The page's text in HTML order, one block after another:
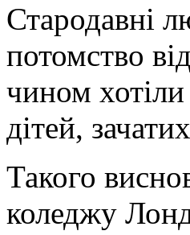
Стародавні
потомство
чином хотіли
дітей,
Такого
коледжу